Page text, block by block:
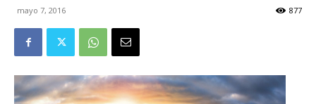
mayo 7, 2016 877